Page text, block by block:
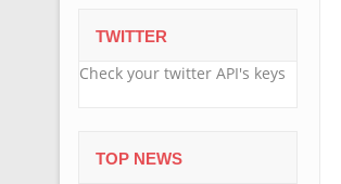
TWITTER
Check your twitter API's keys
TOP NEWS